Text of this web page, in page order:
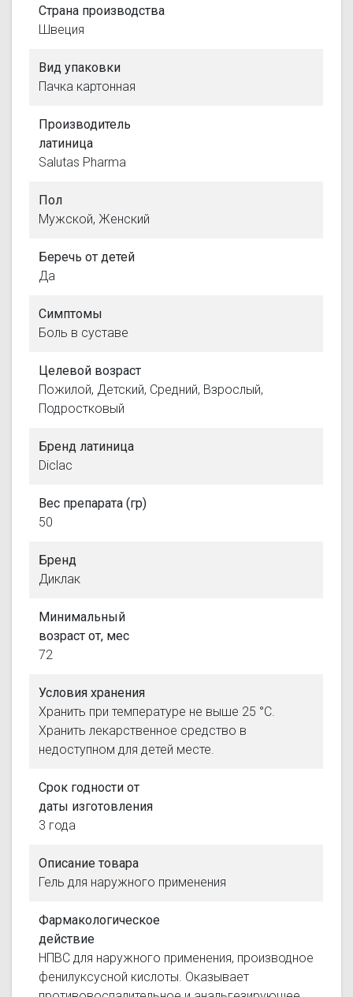
Страна производства
Швеция
Вид упаковки
Пачка картонная
Производитель
латиница
Salutas Pharma
Пол
Мужской, Женский
Беречь от детей
Да
Симптомы
Боль в суставе
Целевой возраст
Пожилой, Детский, Средний, Взрослый,
Подростковый
Бренд латиница
Diclac
Вес препарата (гр)
50
Бренд
Диклак
Минимальный
возраст от, мес
72
Условия хранения
Хранить при температуре не выше 25 °С.
Хранить лекарственное средство в
недоступном для детей месте.
Срок годности от
даты изготовления
3 года
Описание товара
Гель для наружного применения
Фармакологическое
действие
НПВС для наружного применения, производное
фенилуксусной кислоты. Оказывает